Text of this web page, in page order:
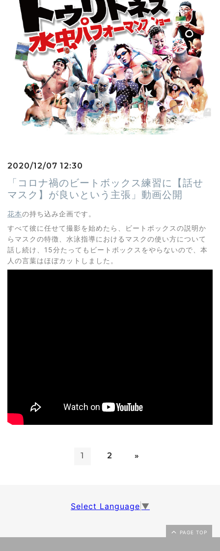
2020/12/07 12:30
「コロナ禍のビートボックス練習に【話せ
マスク】が良いという主張」動画公開
花本の持ち込み企画です。
すべて彼に任せて撮影を始めたら、ビートボックスの説明か
らマスクの特徴、水泳指導におけるマスクの使い方について
話し続け、15分たってもビートボックスをやらないので、本
人の言葉はほぼカットしました。
1 2 »
Select Language ▼
PAGE TOP